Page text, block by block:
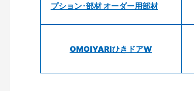
プション･部材 オーダー用部材
OMOIYARIひきドアW